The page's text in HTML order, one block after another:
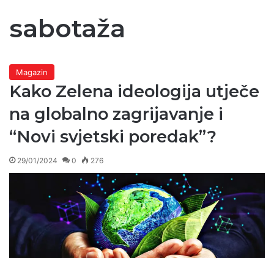
sabotaža
Magazin
Kako Zelena ideologija utječe
na globalno zagrijavanje i
“Novi svjetski poredak”?
29/01/2024 0 276